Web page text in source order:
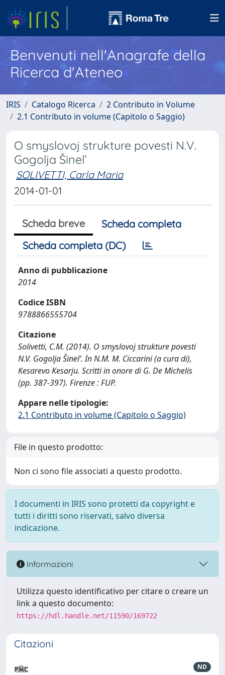
Benvenuti nell'Anagrafe della
Ricerca d'Ateneo
IRIS Catalogo Ricerca
2 Contributo in Volume
2.1 Contributo in volume (Capitolo o Saggio)
O smyslovoj strukture povesti N.V.
Gogolja Šinel’
SOLIVETTI, Carla Maria
2014-01-01
Scheda breve
Scheda completa
Scheda completa (DC)
Anno di pubblicazione
2014
Codice ISBN
9788866555704
Citazione
Solivetti, C.M. (2014). O smyslovoj strukture povesti
N.V. Gogolja Šinel’. In N.M. M. Ciccarini (a cura di),
Kesarevo Kesarju. Scritti in onore di G. De Michelis
(pp. 387-397). Firenze : FUP.
Appare nelle tipologie:
2.1 Contributo in volume (Capitolo o Saggio)
File in questo prodotto:
Non ci sono file associati a questo prodotto.
I documenti in IRIS sono protetti da copyright e
tutti i diritti sono riservati, salvo diversa
indicazione.
Informazioni
Utilizza questo identificativo per citare o creare un
link a questo documento:
https://hdl.handle.net/11590/169722
Citazioni
ND